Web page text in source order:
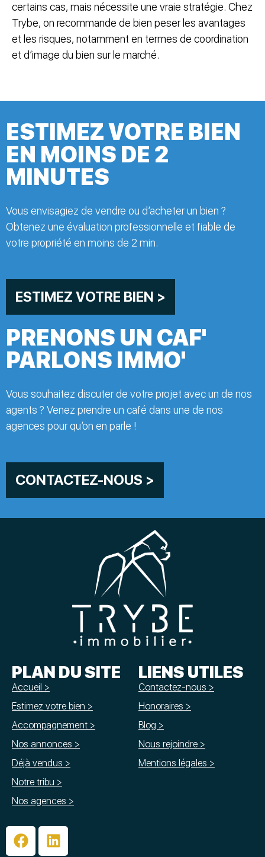
certains cas, mais nécessite une vraie stratégie. Chez
Trybe, on recommande de bien peser les avantages
et les risques, notamment en termes de coordination
et d’image du bien sur le marché.
PRENONS UN CAF'
PARLONS IMMO'
Vous souhaitez discuter de votre projet avec un de nos
agents ? Venez prendre un café dans une de nos
agences pour qu’on en parle !
CONTACTEZ-NOUS >
ESTIMEZ VOTRE BIEN
EN MOINS DE 2
MINUTES
Vous envisagiez de vendre ou d’acheter un bien ?
Obtenez une évaluation professionnelle et fiable de
votre propriété en moins de 2 min.
ESTIMEZ VOTRE BIEN >
PLAN DU SITE
Accueil >
Estimez votre bien >
Accompagnement >
Nos annonces >
Déjà vendus >
Notre tribu >
Nos agences >
LIENS UTILES
Contactez-nous >
Honoraires >
Blog >
Nous rejoindre >
Mentions légales >